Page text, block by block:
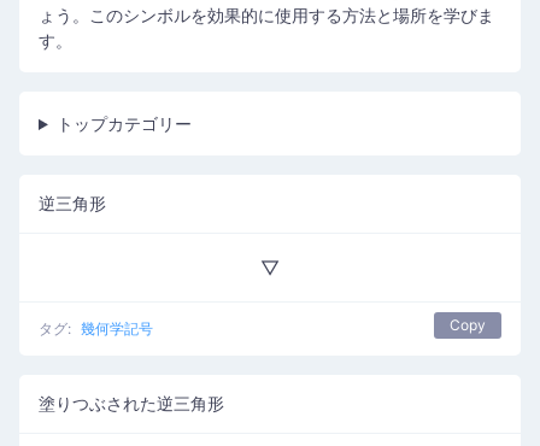
ょう。このシンボルを効果的に使用する方法と場所を学びま
す。
トップカテゴリー
逆三角形
▽
タグ: 幾何学記号 Copy
塗りつぶされた逆三角形